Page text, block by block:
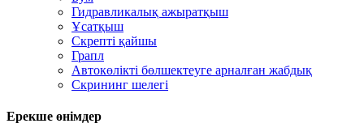
Гидравликалық ажыратқыш
Ұсатқыш
Скрепті қайшы
Грапл
Автокөлікті бөлшектеуге арналған жабдық
Скрининг шелегі
Ерекше өнімдер